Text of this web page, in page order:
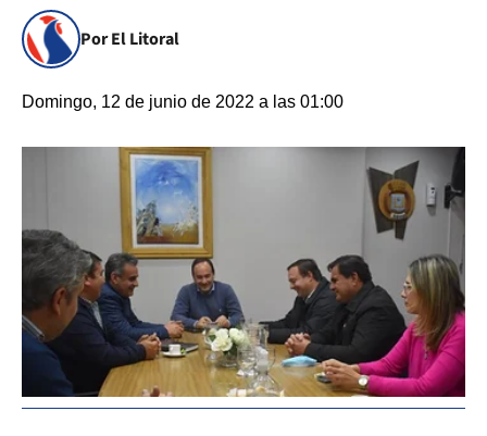
Por El Litoral
Domingo, 12 de junio de 2022 a las 01:00